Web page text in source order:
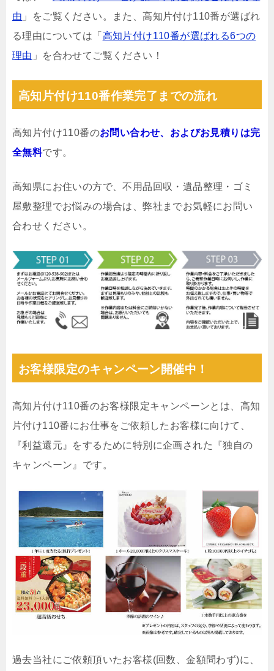
由 」をご覧ください。また、高知片付け110番が選ばれ
る理由については「 高知片付け110番が選ばれる6つの
理由 」を合わせてご覧ください！
高知片付け110番作業完了までの流れ
高知片付け110番のお問い合わせ、およびお見積りは完
全無料です。
高知県にお住いの方で、不用品回収・遺品整理・ゴミ
屋敷整理でお悩みの場合は、弊社までお気軽にお問い
合わせください。
お客様限定のキャンペーン開催中！
高知片付け110番のお客様限定キャンペーンとは、高知
片付け110番にお仕事をご依頼したお客様に向けて、
『利益還元』をするために特別に企画された『独自の
キャンペーン』です。
過去当社にご依頼頂いたお客様(回数、金額問わず)に、